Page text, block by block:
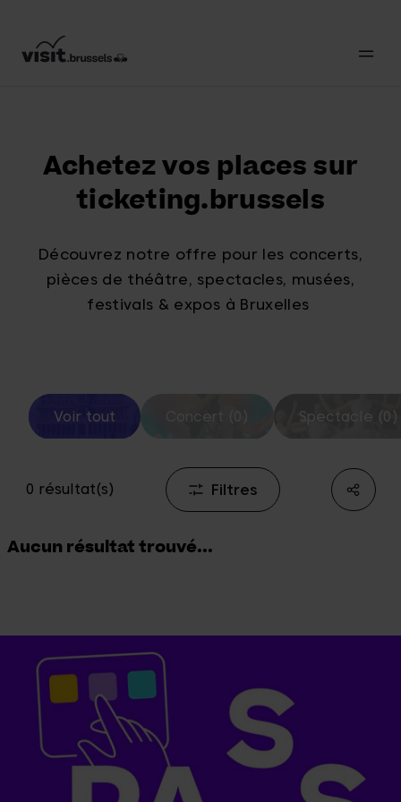
Achetez vos places sur
ticketing.brussels
Découvrez notre offre pour les concerts,
pièces de théâtre, spectacles, musées,
festivals & expos à Bruxelles
Voir tout Concert (0) Spectacle (0)
0 résultat(s) Filtres
Aucun résultat trouvé...